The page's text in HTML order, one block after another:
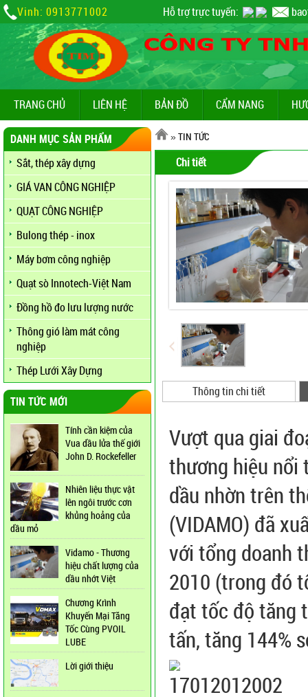
Vinh: 0913771002 Hỗ trợ trực tuyến:
TRANG CHỦ LIÊN HỆ BẢN ĐỒ CẨM NANG
DANH MỤC SẢN PHẨM
Sắt, thép xây dựng
GIÁ VAN CÔNG NGHIỆP
QUẠT CÔNG NGHIỆP
Bulong thép - inox
Máy bơm công nghiệp
Quạt sò Innotech-Việt Nam
Đồng hồ đo lưu lượng nước
Thông gió làm mát công
nghiệp
Thép Lưới Xây Dựng
TIN TỨC MỚI
Tính cần kiệm của
Vua dầu lửa thế giới
John D. Rockefeller
Nhiên liệu thực vật
lên ngôi trước cơn
khủng hoảng của
dầu mỏ
Vidamo - Thương
hiệu chất lượng của
dầu nhớt Việt
Chương Krình
Khuyến Mại Tăng
Tốc Cùng PVOIL
LUBE
Lời giới thiệu
»TIN TỨC
Chi tiết
Thông tin chi tiết
Vượt qua giai
thương hiệu nổi
dầu nhờn trên
(VIDAMO) đã
với tổng doanh
2010 (trong đó
đạt tốc độ tăng
tấn, tăng 144%